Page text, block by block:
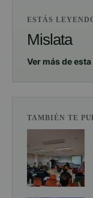
ESTÁS
Mislata
Ver más de
TAMBIÉN TE